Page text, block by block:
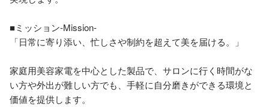
■ミッション-Mission-
「日常に寄り添い、忙しさや制約を超えて美を届ける。」
家庭用美容家電を中心とした製品で、サロンに行く時間がな
い方や外出が難しい方でも、手軽に自分磨きができる環境と